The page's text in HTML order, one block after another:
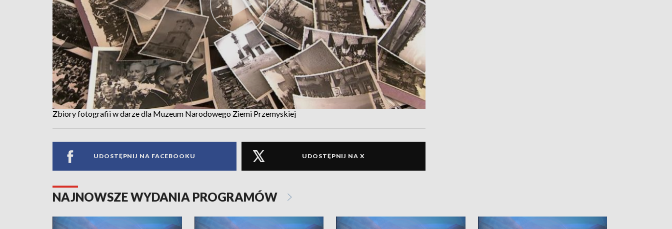
Zbiory fotografii w darze dla Muzeum Narodowego Ziemi Przemyskiej
UDOSTĘPNIJ NA FACEBOOKU UDOSTĘPNIJ NA X
NAJNOWSZE WYDANIA PROGRAMÓW